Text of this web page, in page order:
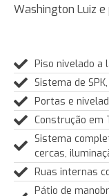
Washington Luiz
Piso nivelado a
Sistema de
Portas e
Construção em
Sistema
cercas,
Ruas internas
Pátio de